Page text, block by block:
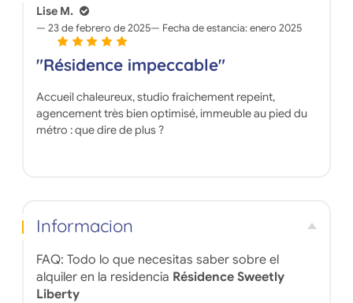
Lise M.
23 de febrero de 2025 Fecha de estancia:enero 2025
"Résidence impeccable"
Accueil chaleureux, studio fraichement repeint,
agencement très bien optimisé, immeuble au pied du
métro : que dire de plus ?
Informacion
FAQ: Todo lo que necesitas saber sobre el
alquiler en la residencia Résidence Sweetly
Liberty